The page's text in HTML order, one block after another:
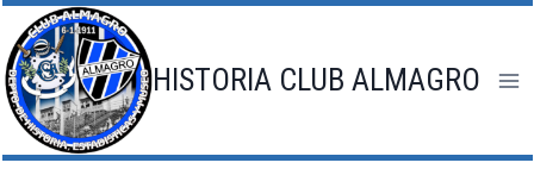
Saltar
al
contenido
HISTORIA CLUB ALMAGRO